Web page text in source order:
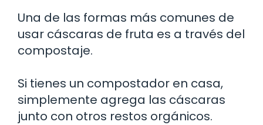
Una de las formas más comunes de
usar cáscaras de fruta es a través del
compostaje.
Si tienes un compostador en casa,
simplemente agrega las cáscaras
junto con otros restos orgánicos.